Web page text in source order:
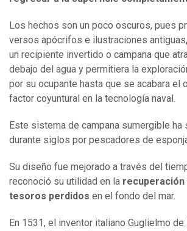
Los hechos son un poco oscuros, pues
versos apócrifos e ilustraciones
un recipiente invertido o campana que
debajo del agua y permitiera la
por su ocupante hasta que se acabara el
factor coyuntural en la tecnología naval.
Este sistema de campana sumergible ha
durante siglos por pescadores de
Su diseño fue mejorado a través del
reconoció su utilidad en la
tesoros perdidos en el fondo del mar.
En 1531, el inventor italiano Guglielmo